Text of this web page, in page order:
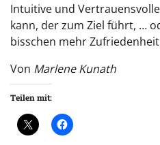
Intuitive und
kann, der zum Ziel führt, …
bisschen mehr
Von Marlene Kunath
Teilen mit: